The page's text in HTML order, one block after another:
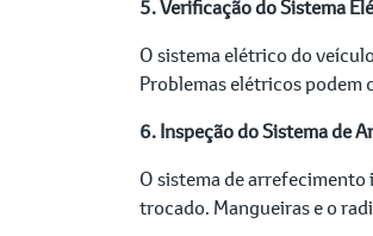
5. Verificação do Sistema
O sistema elétrico do
Problemas elétricos podem
6. Inspeção do Sistema de
O sistema de
trocado. Mangueiras e o